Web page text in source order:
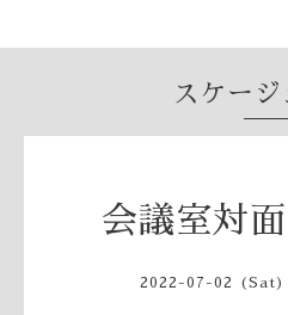
スケー
会議室対
2022-07-02 (Sat)